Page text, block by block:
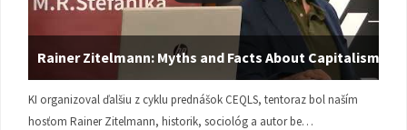
Rainer Zitelmann: Myths and Facts About Capitalism
KI organizoval ďalšiu z cyklu prednášok CEQLS, tentoraz bol naším
hosťom Rainer Zitelmann, historik, sociológ a autor be…